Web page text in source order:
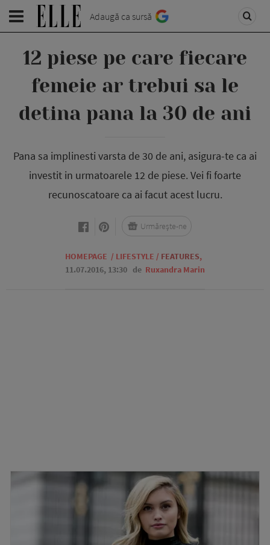
Adaugă ca sursă
12 piese pe care fiecare
femeie ar trebui sa le
detina pana la 30 de ani
Pana sa implinesti varsta de 30 de ani, asigura-te ca ai
investit in urmatoarele 12 de piese. Vei fi foarte
recunoscatoare ca ai facut acest lucru.
HOMEPAGE / LIFESTYLE / FEATURES,
11.07.2016, 13:30 de Ruxandra Marin
Urmărește-ne